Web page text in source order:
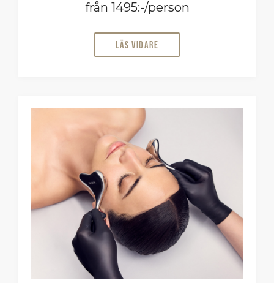
från 1495:-/person
Läs vidare